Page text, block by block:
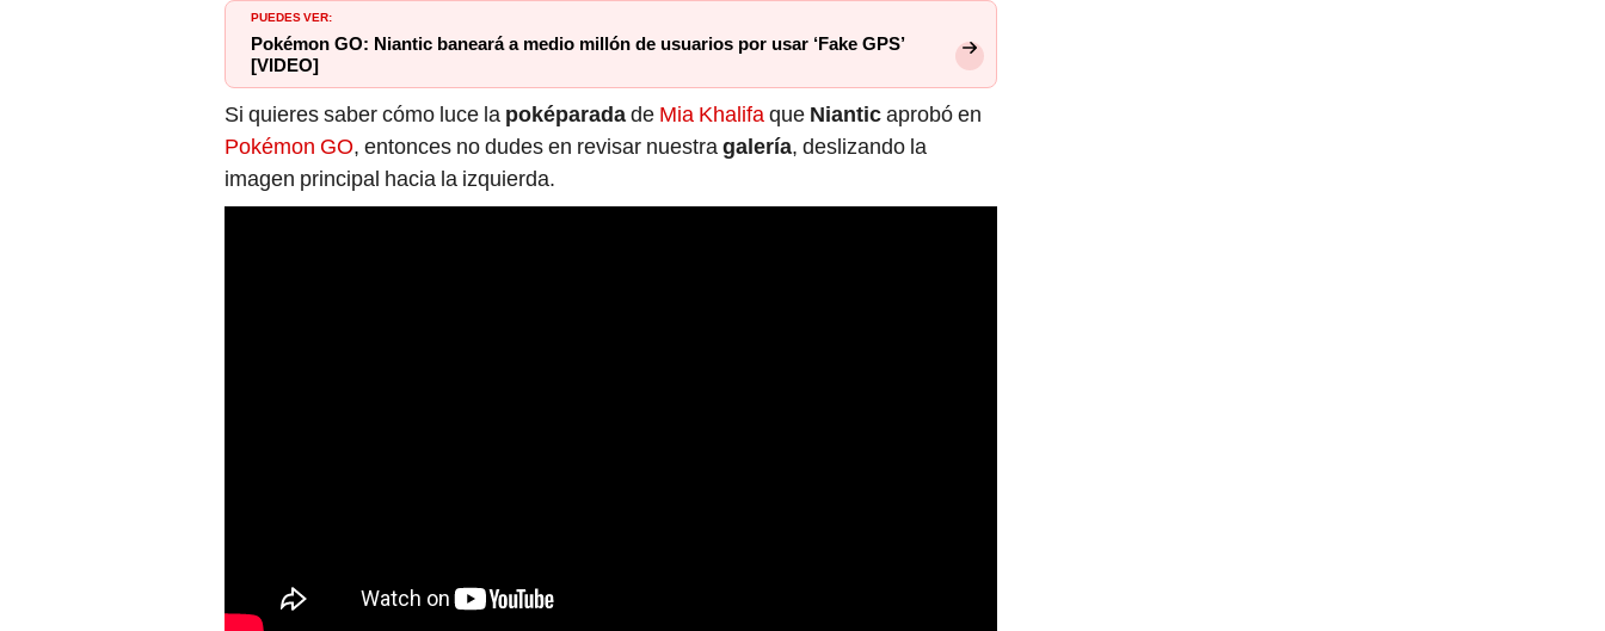
PUEDES VER:
Pokémon GO: Niantic baneará a medio millón de usuarios por usar ‘Fake GPS’
[VIDEO]
Si quieres saber cómo luce la poképaradade Mia Khalifaque Nianticaprobó en
Pokémon GO, entonces no dudes en revisar nuestragalería, deslizando la
imagen principal hacia la izquierda.